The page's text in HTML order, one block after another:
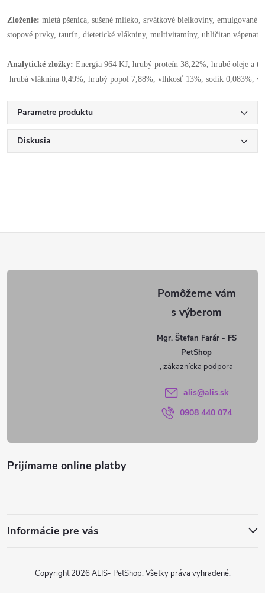
Zloženie: mletá pšenica, sušené mlieko, srvátkové bielkoviny,
stopové prvky, taurín, dietetické vlákniny, multivitamíny, uhličitan
Analytické zložky: Energia 964 KJ, hrubý proteín 38,22%, hrubé oleje a
hrubá vláknina 0,49%, hrubý popol 7,88%, vlhkosť 13%, sodík 0,083%,
Parametre produktu
Diskusia
á
Mgr. Štefan Farár - FS
PetShop
alis@alis.sk
0908 440 074
Prijímame online platby
Informácie pre vás
Copyright 2026 ALIS- PetShop. Všetky práva vyhradené.